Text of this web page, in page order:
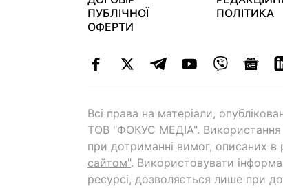
ПУБЛІЧНОЇ
ОФЕРТИ
ПОЛІТИКА
Всі права на матеріали,
ТОВ "ФОКУС МЕДІА". Використання
при дотриманні вимог, описаних в
сайтом". Використовувати
ресурсі, дозволяється лише при